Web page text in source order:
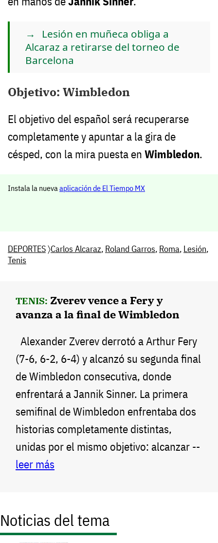
Lesión en muñeca obliga a
Alcaraz a retirarse del torneo de
Barcelona
Objetivo: Wimbledon
El objetivo del español será recuperarse
completamente y apuntar a la gira de
césped, con la mira puesta en Wimbledon.
Instala la nuevaaplicación de El Tiempo MX
DEPORTES〉Carlos Alcaraz, Roland Garros, Roma, Lesión,
Tenis
TENIS: Zverev vence a Fery y
avanza a la final de Wimbledon
Alexander Zverev derrotó a Arthur Fery
(7-6, 6-2, 6-4) y alcanzó su segunda final
de Wimbledon consecutiva, donde
enfrentará a Jannik Sinner. La primera
semifinal de Wimbledon enfrentaba dos
historias completamente distintas,
unidas por el mismo objetivo: alcanzar --
leer más
Noticias del tema